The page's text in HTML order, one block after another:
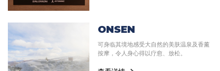
ONSEN
可身临其境地感受大自然的美肤温泉及香薰
按摩，令人身心得以疗愈、放松。